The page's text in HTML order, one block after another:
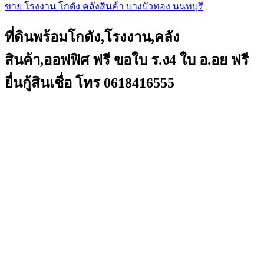
ขาย โรงงาน โกดัง คลังสินค้า บางบัวทอง นนทบุรี
ที่ดินพร้อมโกดัง,โรงงาน,คลัง
สินค้า,ออฟฟิศ ฟรี ขอใบ ร.ง4 ใบ อ.อย ฟรี
ยื่นกู้สินเชื่อ โทร 0618416555